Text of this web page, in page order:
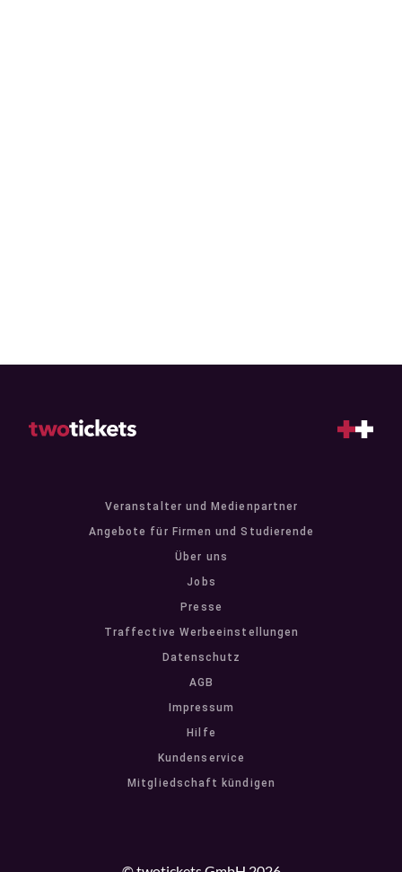
Veranstalter und Medienpartner
Angebote für Firmen und Studierende
Über uns
Jobs
Presse
Traffective Werbeeinstellungen
Datenschutz
AGB
Impressum
Hilfe
Kundenservice
Mitgliedschaft kündigen